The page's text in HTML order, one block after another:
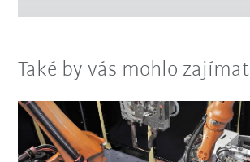
Také by vás mohlo zajímat